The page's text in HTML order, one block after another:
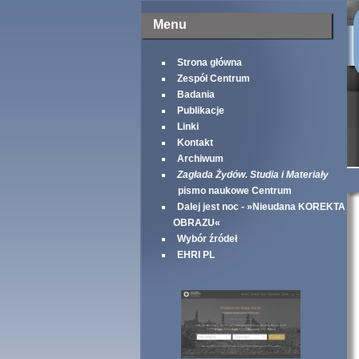
Menu
Strona główna
Zespół Centrum
Badania
Publikacje
Linki
Kontakt
Archiwum
Zagłada Żydów. Studia i Materiały
pismo naukowe Centrum
Dalej jest noc - »Nieudana KOREKTA
OBRAZU«
Wybór źródeł
EHRI PL